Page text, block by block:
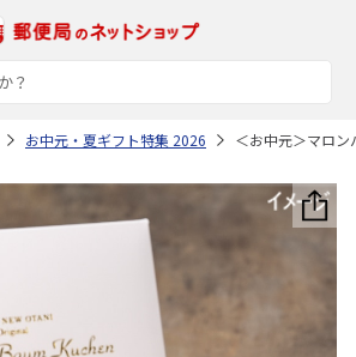
お中元・夏ギフト特集 2026 ＜お中元＞マロン